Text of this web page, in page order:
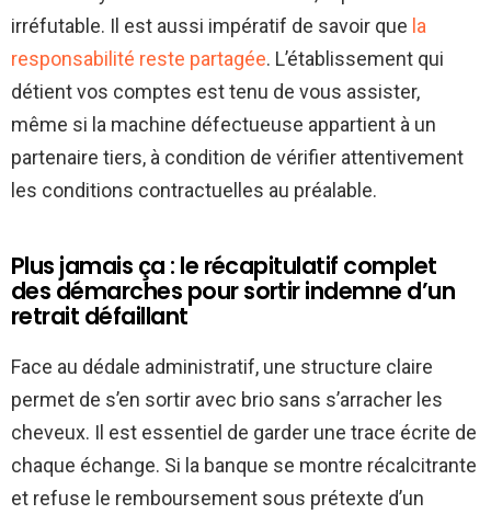
irréfutable. Il est aussi impératif de savoir que la
responsabilité reste partagée. L’établissement qui
détient vos comptes est tenu de vous assister,
même si la machine défectueuse appartient à un
partenaire tiers, à condition de vérifier attentivement
les conditions contractuelles au préalable.
Plus jamais ça : le récapitulatif complet
des démarches pour sortir indemne d’un
retrait défaillant
Face au dédale administratif, une structure claire
permet de s’en sortir avec brio sans s’arracher les
cheveux. Il est essentiel de garder une trace écrite de
chaque échange. Si la banque se montre récalcitrante
et refuse le remboursement sous prétexte d’un